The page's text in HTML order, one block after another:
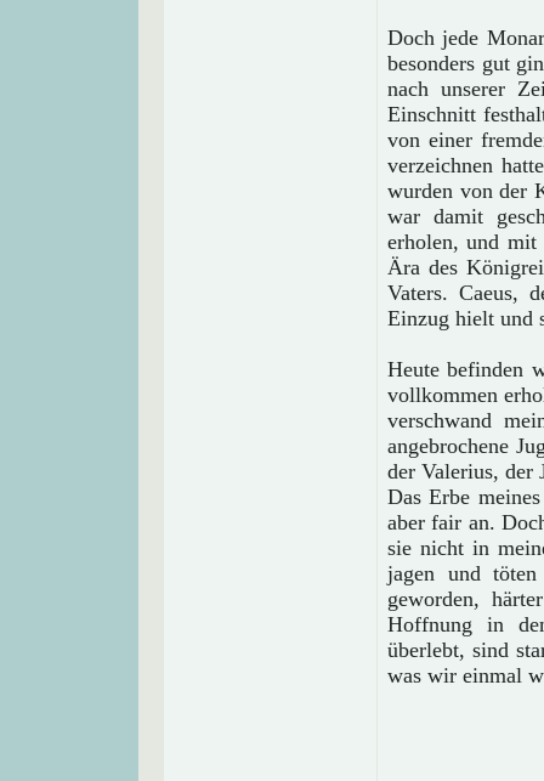
Doch jede
besonders gut
nach unserer
Einschnitt
von einer
verzeichnen
wurden von der
war damit
erholen, und mit
Ära des
Vaters. Caeus,
Einzug hielt und
Heute befinden
vollkommen
verschwand
angebrochene
der Valerius, der
Das Erbe
aber fair an.
sie nicht in
jagen und
geworden,
Hoffnung in
überlebt, sind
was wir einmal